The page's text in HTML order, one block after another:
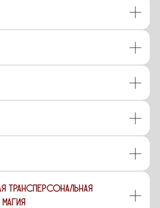
трансперсональная
магия